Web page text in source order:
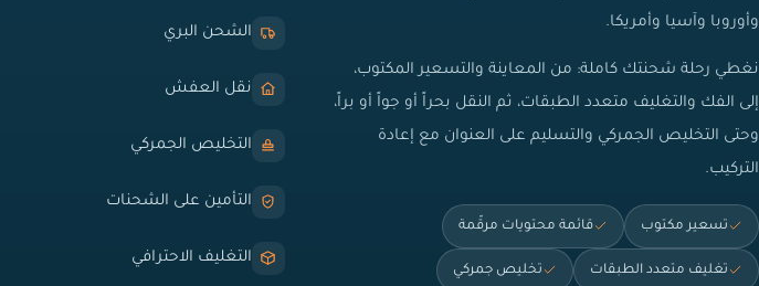
وأوروبا وآسيا وأمريكا.
نغطي رحلة شحنتك كاملة: من المعاينة والتسعير المكتوب،
إلى الفك والتغليف متعدد الطبقات، ثم النقل بحراً أو جواً أو براً،
وحتى التخليص الجمركي والتسليم على العنوان مع إعادة
التركيب.
تسعير مكتوب قائمة محتويات مرقّمة
تغليف متعدد الطبقات تخليص جمركي
الشحن البري
نقل العفش
التخليص الجمركي
التأمين على الشحنات
التغليف الاحترافي